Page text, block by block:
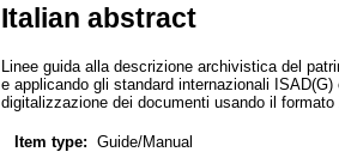
Italian abstract
Linee guida alla descrizione archivistica del
e applicando gli standard internazionali
digitalizzazione dei documenti usando il formato
Item type: Guide/Manual